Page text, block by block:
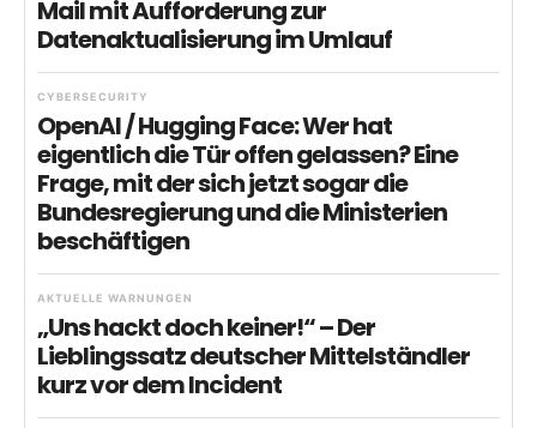
Mail mit Aufforderung zur
Datenaktualisierung im Umlauf
CYBERSECURITY
OpenAI / Hugging Face: Wer hat
eigentlich die Tür offen gelassen? Eine
Frage, mit der sich jetzt sogar die
Bundesregierung und die Ministerien
beschäftigen
AKTUELLE WARNUNGEN
„Uns hackt doch keiner!“ – Der
Lieblingssatz deutscher Mittelständler
kurz vor dem Incident